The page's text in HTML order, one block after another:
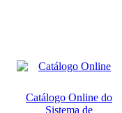
Catálogo Online do
Sistema de